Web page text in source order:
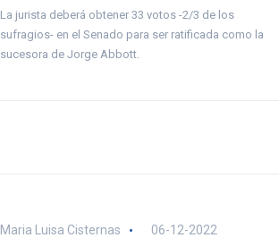
La jurista deberá obtener 33 votos -2/3 de los
sufragios- en el Senado para ser ratificada como la
sucesora de Jorge Abbott.
Maria Luisa Cisternas 06-12-2022